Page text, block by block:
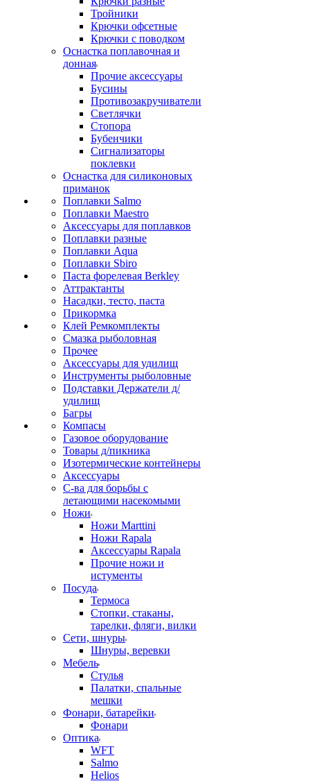
Тройники
Крючки офсетные
Крючки с поводком
Оснастка поплавочная и
донная
Прочие аксессуары
Бусины
Противозакручиватели
Светлячки
Стопора
Бубенчики
Сигнализаторы
поклевки
Оснастка для силиконовых
приманок
Поплавки Salmo
Поплавки Maestro
Аксессуары для поплавков
Поплавки разные
Поплавки Aqua
Поплавки Sbiro
Паста форелевая Berkley
Аттрактанты
Насадки, тесто, паста
Прикормка
Клей Ремкомплекты
Смазка рыболовная
Прочее
Аксессуары для удилищ
Инструменты рыболовные
Подставки Держатели д/
удилищ
Багры
Компасы
Газовое оборудование
Товары д/пикника
Изотермические контейнеры
Аксессуары
С-ва для борьбы с
летающими насекомыми
Ножи
Ножи Marttini
Ножи Rapala
Аксессуары Rapala
Прочие ножи и
истументы
Посуда
Термоса
Стопки, стаканы,
тарелки, фляги, вилки
Сети, шнуры
Шнуры, веревки
Мебель
Стулья
Палатки, спальные
мешки
Фонари, батарейки
Фонари
Оптика
WFT
Salmo
Helios